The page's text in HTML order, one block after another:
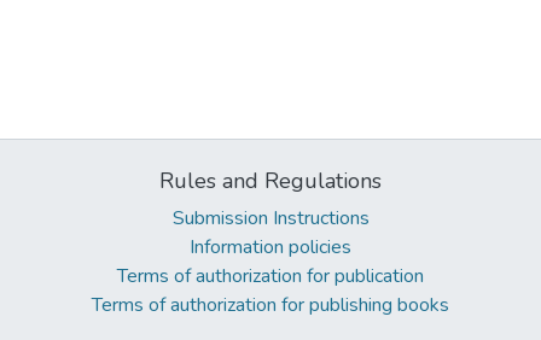
Rules and Regulations
Submission Instructions
Information policies
Terms of authorization for publication
Terms of authorization for publishing books